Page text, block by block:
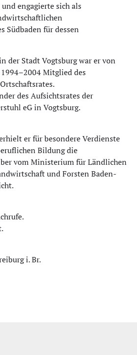
engagierte sich als
Südbaden für dessen
der Stadt Vogtsburg war er von
Mitglied des
des Aufsichtsrates der
eG in Vogtsburg.
er für besondere Verdienste
Bildung die
vom Ministerium für Ländlichen
und Forsten Baden-
i. Br.